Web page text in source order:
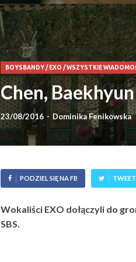
BOYSBANDY/ EXO /WSZYSTKIE
Chen,
23/08/2016 - Dominika Fenikowska
PODZIEL SIĘ NA FB
Wokaliści EXO dołączyli do
SBS.